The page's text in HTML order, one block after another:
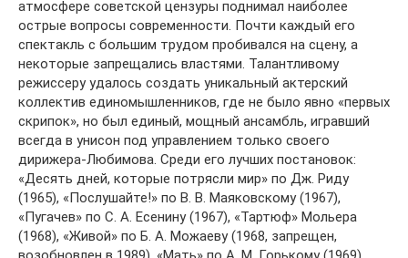
атмосфере советской цензуры поднимал наиболее
острые вопросы современности. Почти каждый его
спектакль с большим трудом пробивался на сцену, а
некоторые запрещались властями. Талантливому
режиссеру удалось создать уникальный актерский
коллектив единомышленников, где не было явно «первых
скрипок», но был единый, мощный ансамбль, игравший
всегда в унисон под управлением только своего
дирижера-Любимова. Среди его лучших постановок:
«Десять дней, которые потрясли мир» по Дж. Риду
(1965), «Послушайте!» по В. В. Маяковскому (1967),
«Пугачев» по С. А. Есенину (1967), «Тартюф» Мольера
(1968), «Живой» по Б. А. Можаеву (1968, запрещен,